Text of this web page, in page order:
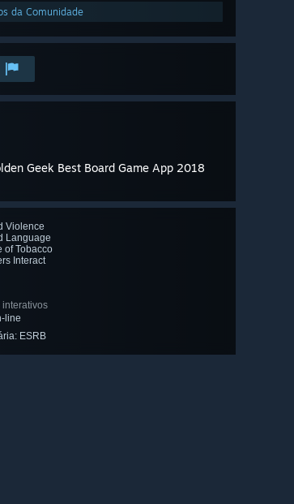
da Comunidade
Geek Best Board Game App 2018
Violence
Language
of Tobacco
Interact
interativos
line
ESRB